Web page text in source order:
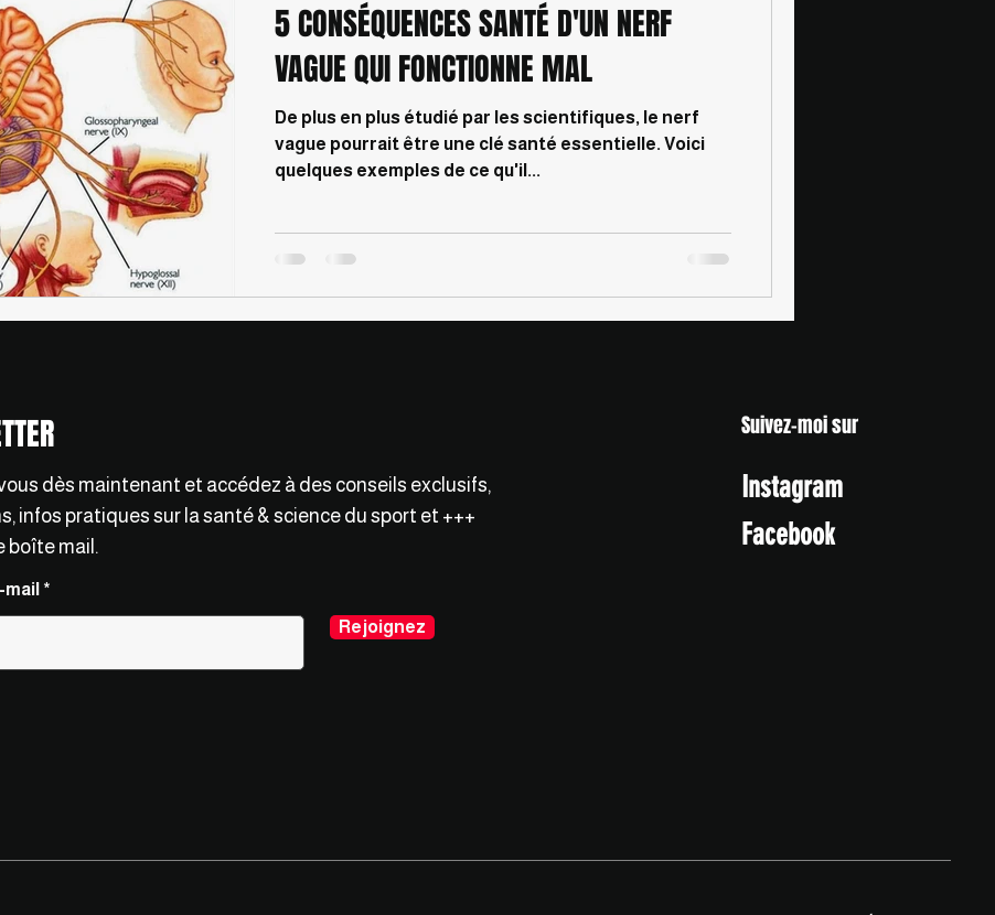
5 CONSÉQUENCES SANTÉ D'UN NERF
VAGUE QUI FONCTIONNE MAL
De plus en plus étudié par les scientifiques, le nerf
vague pourrait être une clé santé essentielle. Voici
quelques exemples de ce qu'il...
dès maintenant et accédez à des conseils exclusifs,
infos pratiques sur la santé & science du sport et +++
boîte mail.
Rejoignez
Suivez-moi sur
Instagram
Facebook